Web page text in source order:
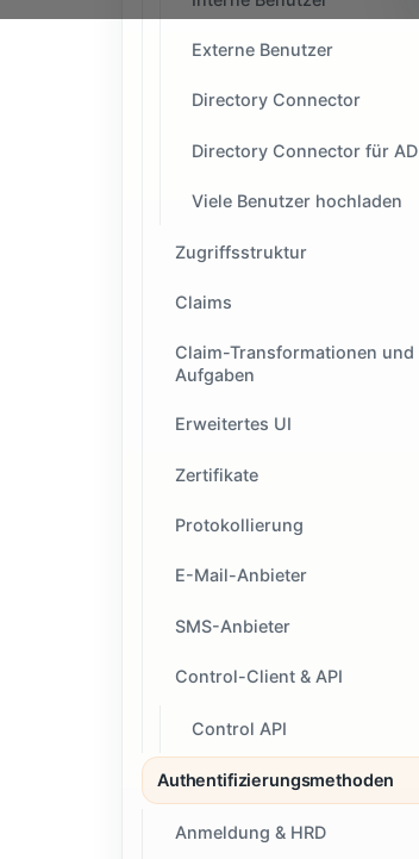
Externe Benutzer
Directory Connector
Directory Connector für AD
Viele Benutzer hochladen
Zugriffsstruktur
Claims
Claim-Transformationen und
Aufgaben
Erweitertes UI
Zertifikate
Protokollierung
E-Mail-Anbieter
SMS-Anbieter
Control-Client & API
Control API
Authentifizierungsmethoden
Anmeldung & HRD